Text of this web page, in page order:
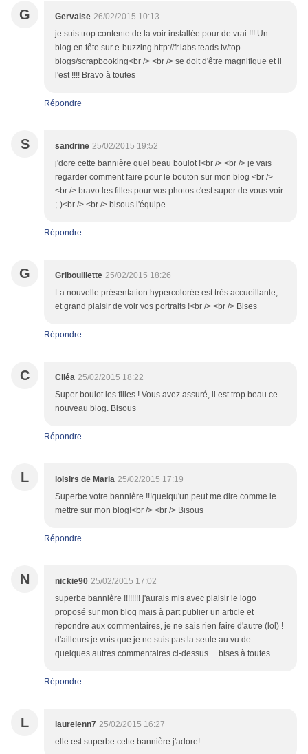
G Gervaise 26/02/2015 10:13
je suis trop contente de la voir installée pour de vrai !!! Un
blog en tête sur e-buzzing http://fr.labs.teads.tv/top-
blogs/scrapbooking<br /> <br /> se doit d'être magnifique et il
l'est !!!! Bravo à toutes
Répondre
S sandrine 25/02/2015 19:52
j'dore cette bannière quel beau boulot !<br /> <br /> je vais
regarder comment faire pour le bouton sur mon blog <br />
<br /> bravo les filles pour vos photos c'est super de vous voir
;-)<br /> <br /> bisous l'équipe
Répondre
G Gribouillette 25/02/2015 18:26
La nouvelle présentation hypercolorée est très accueillante,
et grand plaisir de voir vos portraits !<br /> <br /> Bises
Répondre
C Ciléa 25/02/2015 18:22
Super boulot les filles ! Vous avez assuré, il est trop beau ce
nouveau blog. Bisous
Répondre
L loisirs de Maria 25/02/2015 17:19
Superbe votre bannière !!!quelqu'un peut me dire comme le
mettre sur mon blog!<br /> <br /> Bisous
Répondre
N nickie90 25/02/2015 17:02
superbe bannière !!!!!!!! j'aurais mis avec plaisir le logo
proposé sur mon blog mais à part publier un article et
répondre aux commentaires, je ne sais rien faire d'autre (lol) !
d'ailleurs je vois que je ne suis pas la seule au vu de
quelques autres commentaires ci-dessus.... bises à toutes
Répondre
L laurelenn7 25/02/2015 16:27
elle est superbe cette bannière j'adore!